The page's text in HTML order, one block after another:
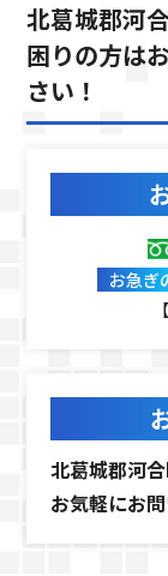
北葛城郡河
困りの方は
さい！
お急ぎ
北葛城郡河
お気軽にお